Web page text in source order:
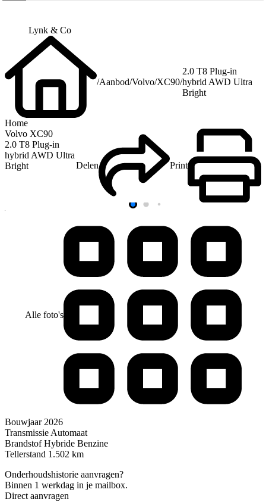
Lynk & Co
Home
/Aanbod/Volvo/XC90/
2.0 T8 Plug-in
hybrid AWD Ultra
Bright
Volvo XC90
2.0 T8 Plug-in
hybrid AWD Ultra
Bright
Delen Print
Alle foto's
Bouwjaar 2026
TransmissieAutomaat
Brandstof Hybride Benzine
Tellerstand 1.502 km
Onderhoudshistorie aanvragen?
Binnen 1 werkdag in je mailbox.
Direct aanvragen